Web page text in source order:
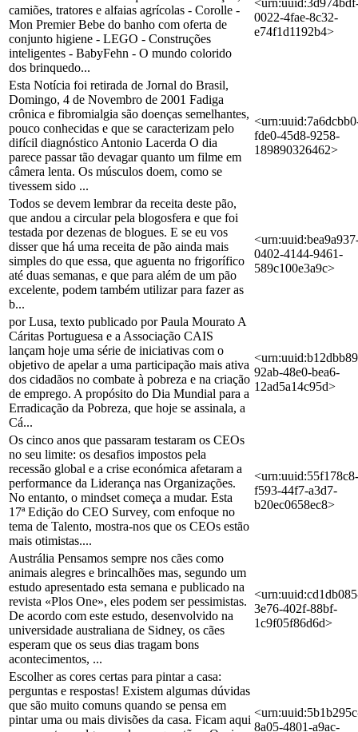
camiões, tratores e alfaias agrícolas - Corolle -
Mon Premier Bebe do banho com oferta de
conjunto higiene - LEGO - Construções
inteligentes - BabyFehn - O mundo colorido
dos brinquedo...
0022-4fae-8c32-
e74f1d1192b4>
Esta Notícia foi retirada de Jornal do Brasil,
Domingo, 4 de Novembro de 2001 Fadiga
crônica e fibromialgia são doenças semelhantes,
pouco conhecidas e que se caracterizam pelo
difícil diagnóstico Antonio Lacerda O dia
parece passar tão devagar quanto um filme em
câmera lenta. Os músculos doem, como se
tivessem sido ...
fde0-45d8-9258-
189890326462>
Todos se devem lembrar da receita deste pão,
que andou a circular pela blogosfera e que foi
testada por dezenas de blogues. E se eu vos
disser que há uma receita de pão ainda mais
simples do que essa, que aguenta no frigorífico
até duas semanas, e que para além de um pão
excelente, podem também utilizar para fazer as
b...
0402-4144-9461-
589c100e3a9c>
por Lusa, texto publicado por Paula Mourato A
Cáritas Portuguesa e a Associação CAIS
lançam hoje uma série de iniciativas com o
objetivo de apelar a uma participação mais ativa
dos cidadãos no combate à pobreza e na criação
de emprego. A propósito do Dia Mundial para a
Erradicação da Pobreza, que hoje se assinala, a
Cá...
92ab-48e0-bea6-
12ad5a14c95d>
Os cinco anos que passaram testaram os CEOs
no seu limite: os desafios impostos pela
recessão global e a crise económica afetaram a
performance da Liderança nas Organizações.
No entanto, o mindset começa a mudar. Esta
17ª Edição do CEO Survey, com enfoque no
tema de Talento, mostra-nos que os CEOs estão
mais otimistas....
<urn:uuid:55f178c8-
f593-44f7-a3d7-
b20ec0658ec8>
Austrália Pensamos sempre nos cães como
animais alegres e brincalhões mas, segundo um
estudo apresentado esta semana e publicado na
revista «Plos One», eles podem ser pessimistas.
De acordo com este estudo, desenvolvido na
universidade australiana de Sidney, os cães
esperam que os seus dias tragam bons
acontecimentos, ...
3e76-402f-88bf-
1c9f05f86d6d>
Escolher as cores certas para pintar a casa:
perguntas e respostas! Existem algumas dúvidas
que são muito comuns quando se pensa em
pintar uma ou mais divisões da casa. Ficam aqui
8a05-4801-a9ac-